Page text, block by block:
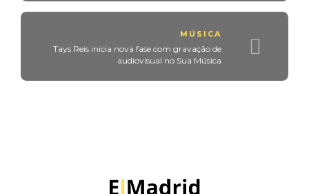
MÚSICA
Tays Reis inicia nova fase com gravação de
audiovisual no Sua Música